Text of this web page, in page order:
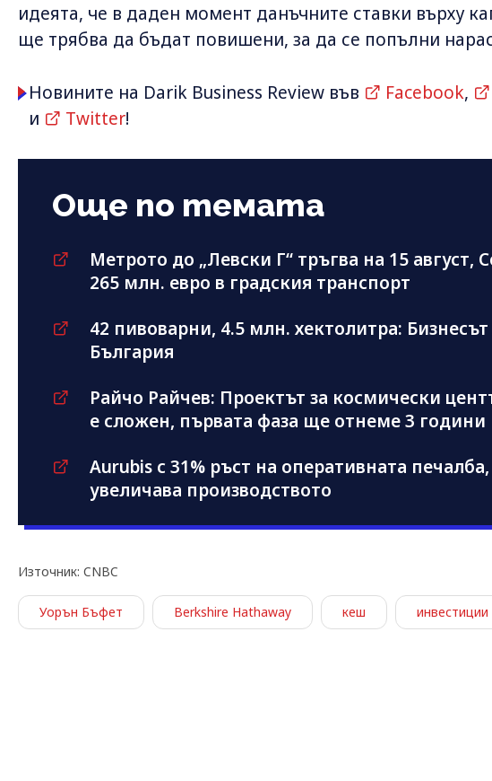
идеята, че в даден момент данъчните ставки върху
ще трябва да бъдат повишени, за да се попълни
Новините на Darik Business Review във Facebook,
и
Twitter!
Още по темата
Метрото до „Левски Г“ тръгва на 15 август,
265 млн. евро в градския транспорт
42 пивоварни, 4.5 млн. хектолитра: Бизнесът
България
Райчо Райчев: Проектът за космически
е сложен, първата фаза ще отнеме 3 години
Aurubis с 31% ръст на оперативната
увеличава производството
Източник: CNBC
Уорън Бъфет Berkshire Hathaway кеш инвестиции